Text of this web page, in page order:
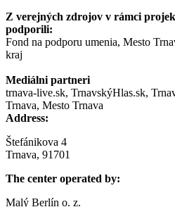
Z verejných zdrojov v rámci
podporili:
Fond na podporu umenia, Mesto
kraj
Mediálni partneri
trnava-live.sk, TrnavskýHlas.sk,
Trnava, Mesto Trnava
Address:
Štefánikova 4
Trnava, 91701
The center operated by:
Malý Berlín o. z.